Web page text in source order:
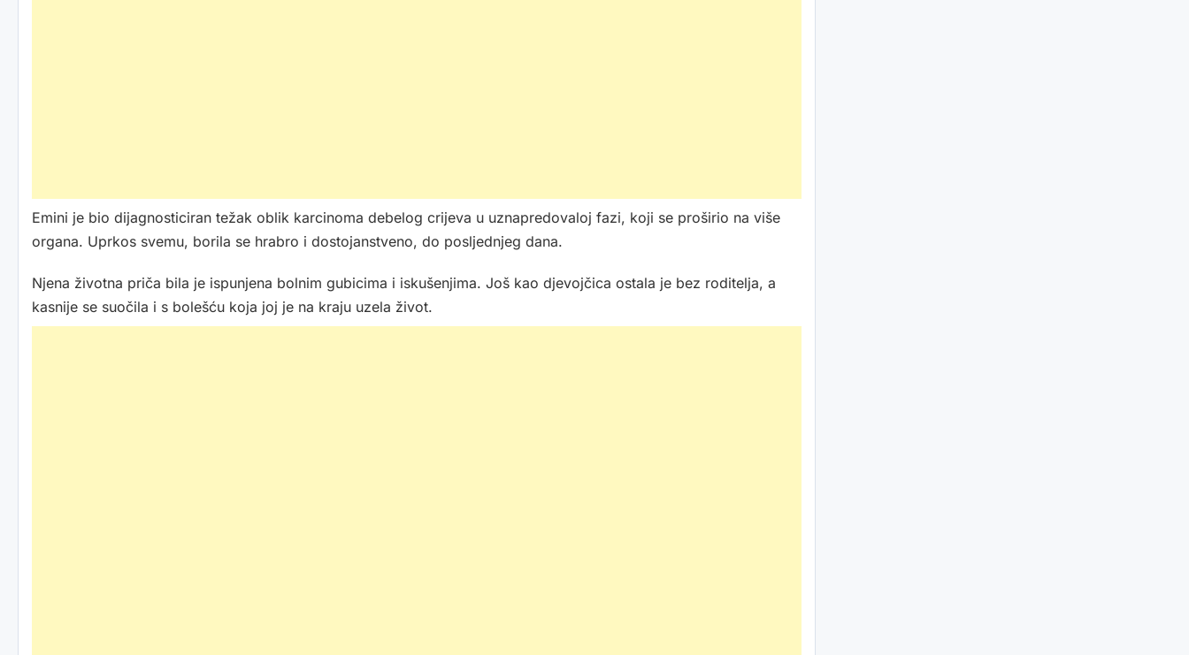
Emini je bio dijagnosticiran težak oblik karcinoma debelog crijeva u uznapredovaloj fazi, koji se proširio na više
organa. Uprkos svemu, borila se hrabro i dostojanstveno, do posljednjeg dana.
Njena životna priča bila je ispunjena bolnim gubicima i iskušenjima. Još kao djevojčica ostala je bez roditelja, a
kasnije se suočila i s bolešću koja joj je na kraju uzela život.